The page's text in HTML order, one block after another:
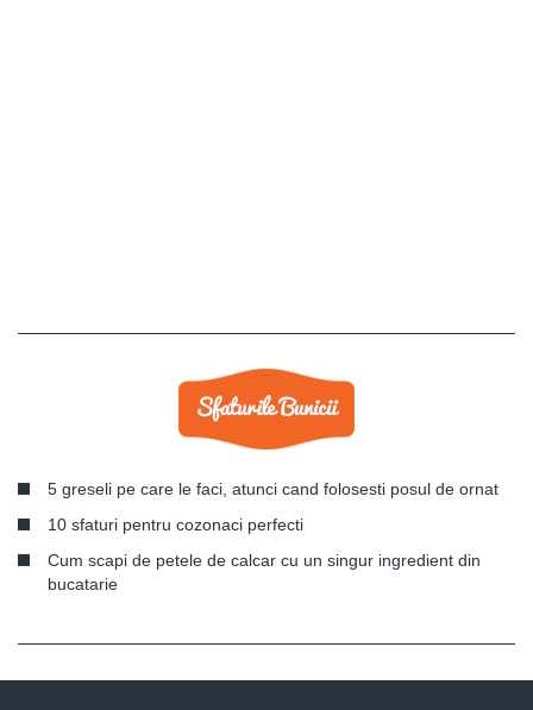
5 greseli pe care le faci, atunci cand folosesti posul de ornat
10 sfaturi pentru cozonaci perfecti
Cum scapi de petele de calcar cu un singur ingredient din
bucatarie